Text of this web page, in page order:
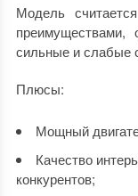
Модель
сильные и слабые
Плюсы:
Мощный
Качество
конкурентов;